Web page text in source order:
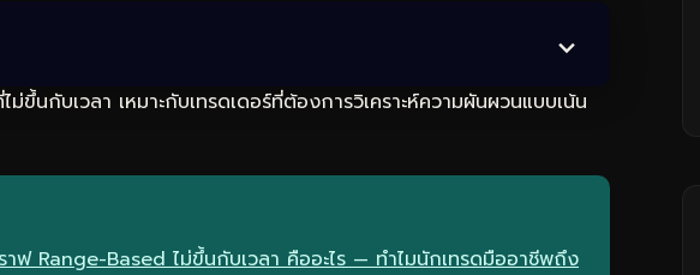
ขึ้นกับเวลา เหมาะกับเทรดเดอร์ที่ต้องการวิเคราะห์ความผันผวนแบบเน้น
าฟ Range-Based ไม่ขึ้นกับเวลา คืออะไร — ทำไมนักเทรดมืออาชีพถึง